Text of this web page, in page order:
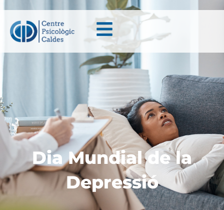
Dia Mundial de la
Depressió